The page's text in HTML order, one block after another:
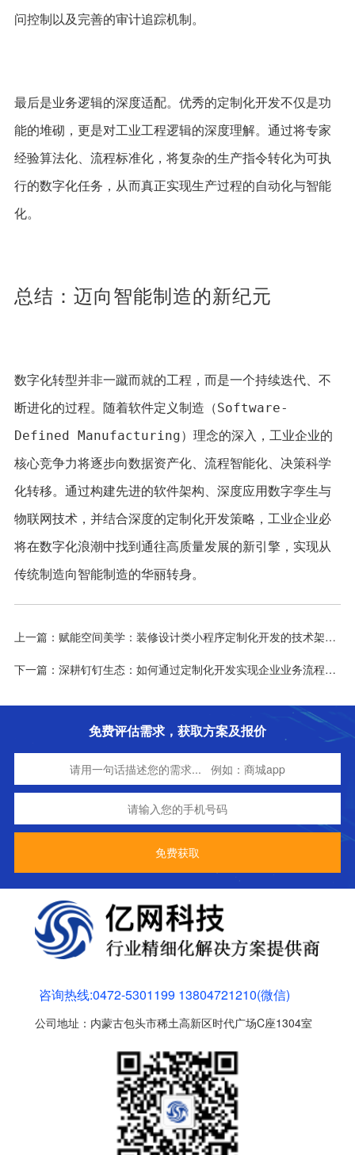
问控制以及完善的审计追踪机制。
最后是业务逻辑的深度适配。优秀的定制化开发不仅是功
能的堆砌，更是对工业工程逻辑的深度理解。通过将专家
经验算法化、流程标准化，将复杂的生产指令转化为可执
行的数字化任务，从而真正实现生产过程的自动化与智能
化。
总结：迈向智能制造的新纪元
数字化转型并非一蹴而就的工程，而是一个持续迭代、不
断进化的过程。随着软件定义制造（Software-
Defined Manufacturing）理念的深入，工业企业的
核心竞争力将逐步向数据资产化、流程智能化、决策科学
化转移。通过构建先进的软件架构、深度应用数字孪生与
物联网技术，并结合深度的定制化开发策略，工业企业必
将在数字化浪潮中找到通往高质量发展的新引擎，实现从
传统制造向智能制造的华丽转身。
上一篇：赋能空间美学：装修设计类小程序定制化开发的技术架构与业务链路深度解析
下一篇：深耕钉钉生态：如何通过定制化开发实现企业业务流程的敏捷重塑与高效协同
免费评估需求，获取方案及报价
咨询热线:0472-5301199 13804721210(微信)
公司地址： 内蒙古包头市稀土高新区时代广场C座1304室